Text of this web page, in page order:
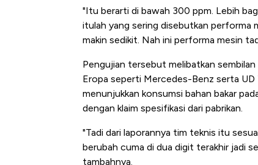
"Itu berarti di bawah 300 ppm. Lebih
itulah yang sering disebutkan performa
makin sedikit. Nah ini performa mesin
Pengujian tersebut melibatkan
Eropa seperti Mercedes-Benz serta
menunjukkan konsumsi bahan bakar
dengan klaim spesifikasi dari pabrikan.
"Tadi dari laporannya tim teknis itu
berubah cuma di dua digit terakhir jadi
tambahnya.
Kongo Tutup Keran
Tembaga Terbang ke